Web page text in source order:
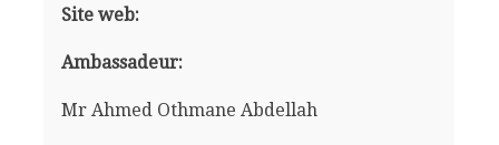
Site web:
Ambassadeur:
Mr Ahmed Othmane Abdellah